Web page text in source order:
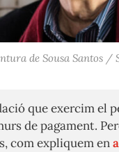
de Sousa Santos /
que exercim el
de pagament.
com expliquem en